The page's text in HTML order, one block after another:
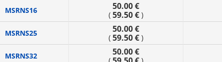
MSRNS16 50.00 €
( 59.50 € )
MSRNS25 50.00 €
( 59.50 € )
MSRNS32 50.00 €